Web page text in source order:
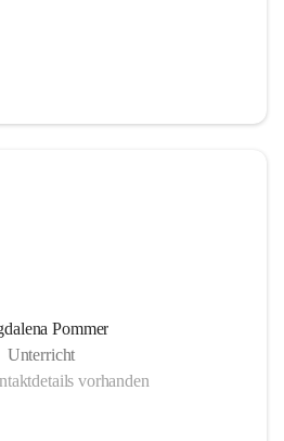
Pommer
Unterricht
vorhanden